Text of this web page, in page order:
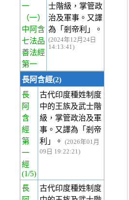
一
（一）
中阿含
七法品
善法經
第一
士階級，掌管政
治及軍事。又譯
為「剎帝利」。
(2024年12月24日
14:13:41)
長阿含經(2)
長
阿
含
經
第
一
經
(1/5)
古代印度種姓制度
中的王族及武士階
級，掌管政治及軍
事。又譯為「剎帝
利」。
(2026年01月
09日 19:22:21)
長
古代印度種姓制度